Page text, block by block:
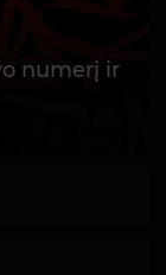
numerį ir